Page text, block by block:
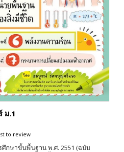
ม.1
to review
กษาขั้นพื้นฐาน พ.ศ. 2551 (ฉบับ